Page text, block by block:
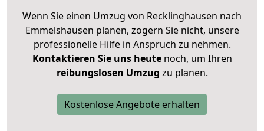
Wenn Sie einen Umzug von Recklinghausen nach
Emmelshausen planen, zögern Sie nicht, unsere
professionelle Hilfe in Anspruch zu nehmen.
Kontaktieren Sie uns heutenoch, um Ihren
reibungslosen Umzug zu planen.
Kostenlose Angebote erhalten